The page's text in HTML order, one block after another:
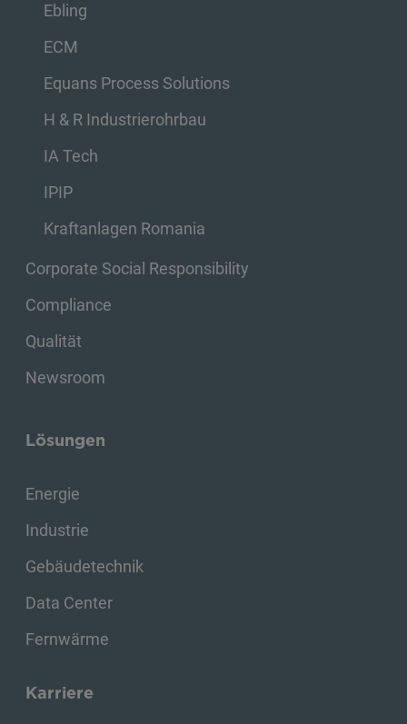
Ebling
ECM
Equans Process Solutions
H & R Industrierohrbau
IA Tech
IPIP
Kraftanlagen Romania
Corporate Social Responsibility
Compliance
Qualität
Newsroom
Lösungen
Energie
Industrie
Gebäudetechnik
Data Center
Fernwärme
Karriere